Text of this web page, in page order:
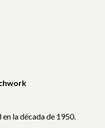
la década de 1950.